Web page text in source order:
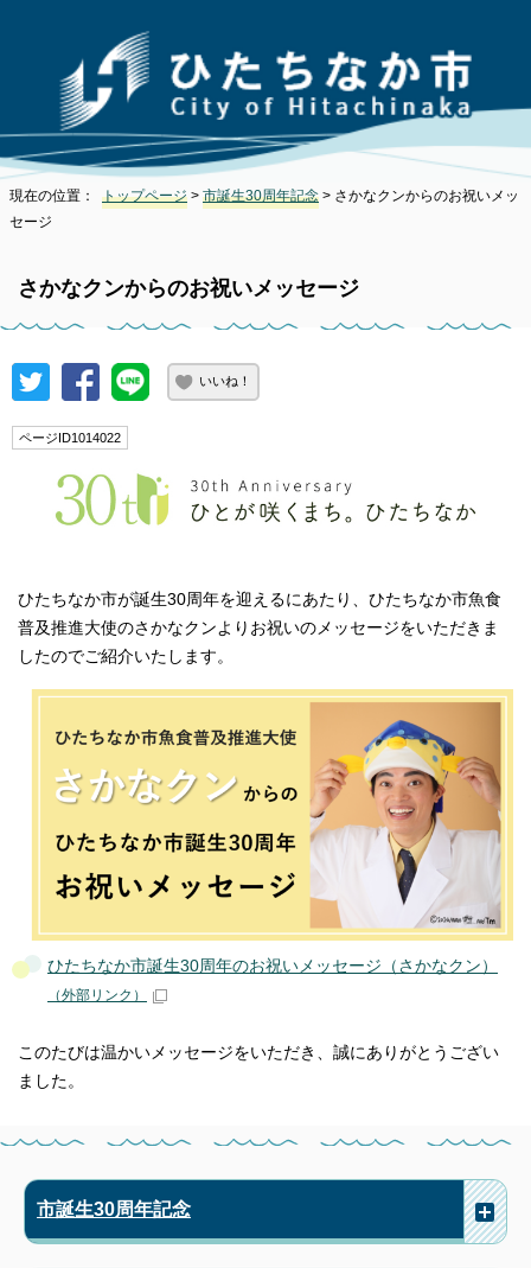
現在の位置： トップページ > 市誕生30周年記念 > さかなクンからのお祝いメッ
セージ
さかなクンからのお祝いメッセージ
いいね！
ページID1014022
ひたちなか市が誕生30周年を迎えるにあたり、ひたちなか市魚食
普及推進大使のさかなクンよりお祝いのメッセージをいただきま
したのでご紹介いたします。
ひたちなか市誕生30周年のお祝いメッセージ（さかなクン）
（外部リンク）
このたびは温かいメッセージをいただき、誠にありがとうござい
ました。
市誕生30周年記念